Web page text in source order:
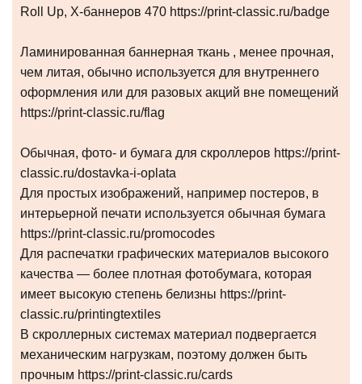
Roll Up, X-баннеров 470 https://print-classic.ru/badge
Ламинированная баннерная ткань , менее прочная,
чем литая, обычно используется для внутреннего
оформления или для разовых акций вне помещений
https://print-classic.ru/flag
Обычная, фото- и бумага для скроллеров https://print-
classic.ru/dostavka-i-oplata
Для простых изображений, например постеров, в
интерьерной печати используется обычная бумага
https://print-classic.ru/promocodes
Для распечатки графических материалов высокого
качества — более плотная фотобумага, которая
имеет высокую степень белизны https://print-
classic.ru/printingtextiles
В скроллерных системах материал подвергается
механическим нагрузкам, поэтому должен быть
прочным https://print-classic.ru/cards